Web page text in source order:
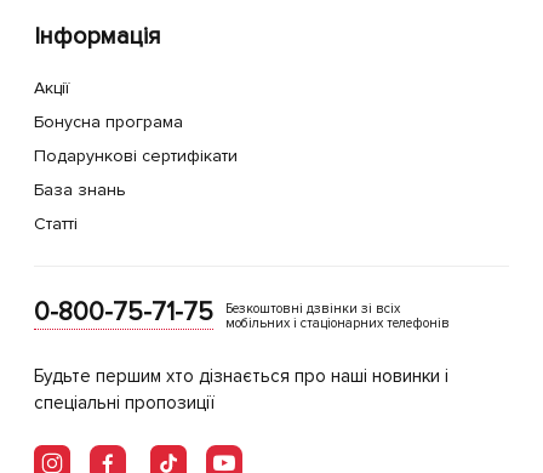
Інформація
Акції
Бонусна програма
Подарункові сертифікати
База знань
Статті
0-800-75-71-75
Безкоштовні дзвінки зі всіх
мобільних і стаціонарних телефонів
Будьте першим хто дізнається про наші новинки і
спеціальні пропозиції